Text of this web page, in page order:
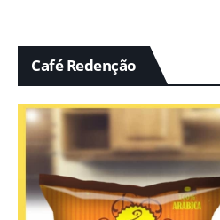
Café Redenção